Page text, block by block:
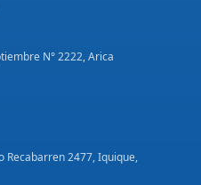
N° 2222, Arica
Recabarren 2477, Iquique,